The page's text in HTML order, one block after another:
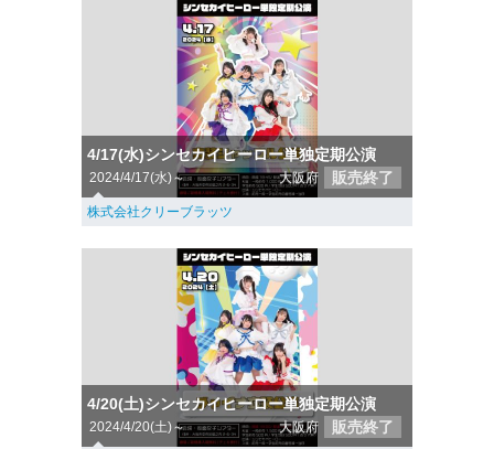
4/17(水)シンセカイヒーロー単独定期公演
2024/4/17(水)～ 大阪府 販売終了
株式会社クリーブラッツ
4/20(土)シンセカイヒーロー単独定期公演
2024/4/20(土)～ 大阪府 販売終了